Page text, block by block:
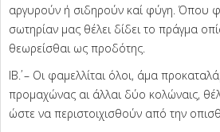
αργυρούν ή σιδηρούν καί φύγη. Όπου
σωτηρίαν μας θέλει δίδει το πράγμα
θεωρείσθαι ως προδότης.
ΙΒ΄. – Οι φαμελλίται όλοι, άμα
προμαχώνας αι άλλαι δύο κολώναις,
ώστε να περιστοιχισθούν από την